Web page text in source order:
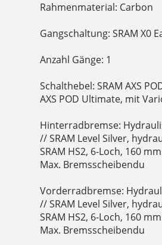
Rahmenmaterial: Carbon
Gangschaltung: SRAM X0
Anzahl Gänge: 1
Schalthebel: SRAM AXS
AXS POD Ultimate, mit
Hinterradbremse:
// SRAM Level Silver,
SRAM HS2, 6-Loch, 160
Max. Bremsscheibendu
Vorderradbremse:
// SRAM Level Silver,
SRAM HS2, 6-Loch, 160
Max. Bremsscheibendu